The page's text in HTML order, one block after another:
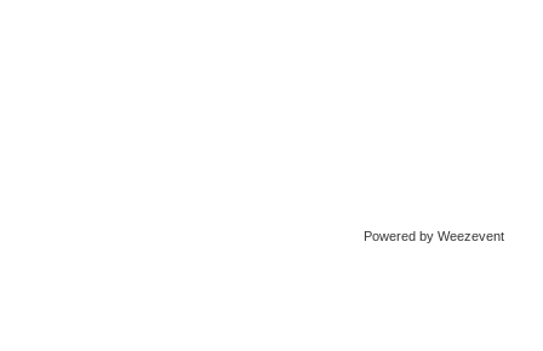
Powered by Weezevent